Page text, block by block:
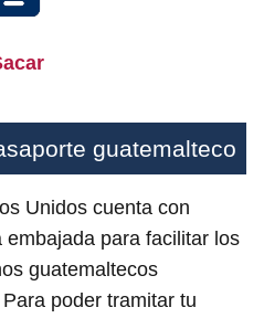
guatemalteco
Unidos cuenta con
para facilitar los
guatemaltecos
poder tramitar tu